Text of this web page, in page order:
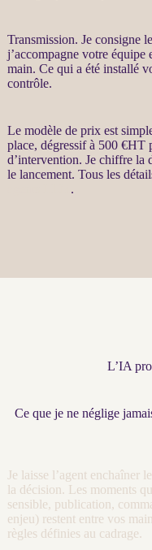
Transmission. Je consigne
j’accompagne votre équipe
main. Ce qui a été installé
contrôle.
Le modèle de prix est
place, dégressif à 500 €HT
d’intervention. Je chiffre la
le lancement. Tous les
.
L’IA
Ce que je ne néglige
Je laisse l’agent enchaîner
la décision. Les moments
sensible, publication,
enjeu) restent entre vos
règles définies au cadrage.